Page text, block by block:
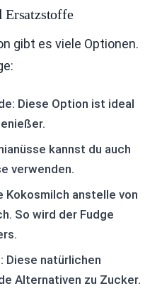
Ersatzstoffe
gibt es viele Optionen.
Diese Option ist ideal
kannst du auch
verwenden.
Kokosmilch anstelle von
So wird der Fudge
Diese natürlichen
Alternativen zu Zucker.